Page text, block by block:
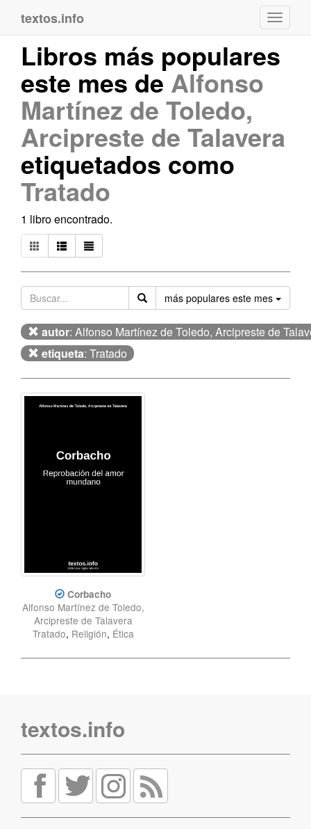
textos.info
Libros más populares
este mes deAlfonso
Martínez de Toledo,
Arcipreste de Talavera
etiquetados como
Tratado
1 libro encontrado.
más populares este mes
autor: Alfonso Martínez de Toledo, Arcipreste de
etiqueta: Tratado
Corbacho
Alfonso Martínez de Toledo,
Arcipreste de Talavera
Tratado, Religión, Ética
textos.info